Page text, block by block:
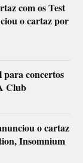
com os Test
o cartaz por
para concertos
Club
o cartaz
Insomnium